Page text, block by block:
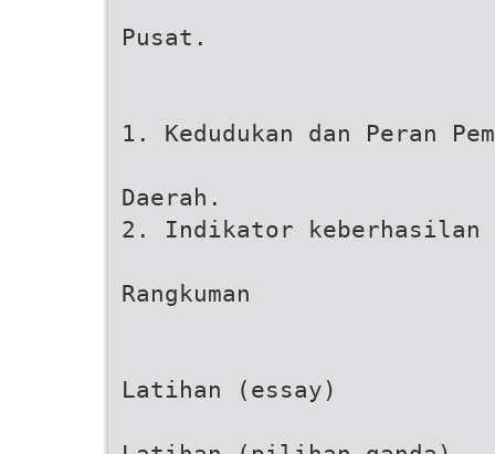
Pusat.
1. Kedudukan dan Peran
Daerah.
2. Indikator keberhasilan
Rangkuman
Latihan (essay)